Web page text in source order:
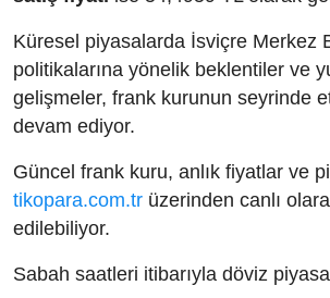
Küresel piyasalarda İsviçre Merkez
politikalarına yönelik beklentiler ve
gelişmeler, frank kurunun seyrinde
devam ediyor.
Güncel frank kuru, anlık fiyatlar ve
tikopara.com.tr üzerinden canlı
edilebiliyor.
Sabah saatleri itibarıyla döviz